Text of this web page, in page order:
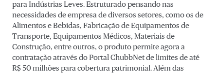
para Indústrias Leves. Estruturado pensando nas
necessidades de empresa de diversos setores, como os de
Alimentos e Bebidas, Fabricação de Equipamentos de
Transporte, Equipamentos Médicos, Materiais de
Construção, entre outros, o produto permite agora a
contratação através do Portal ChubbNet de limites de até
R$ 50 milhões para cobertura patrimonial. Além das